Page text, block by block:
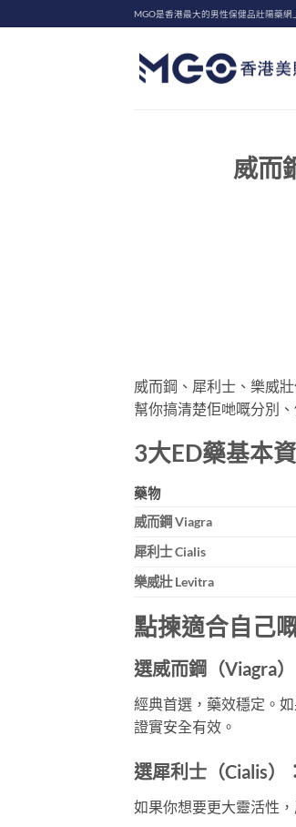
to
MGO是香港最大的男性保健品壯陽藥
威而
威而鋼、犀利士、樂威
幫你搞清楚佢哋嘅分別
3大ED藥基本
藥物
威而鋼 Viagra
犀利士 Cialis
樂威壯 Levitra
點揀適合自己
選威而鋼（Viagra）
經典首選，藥效穩定。
證實安全有效。
選犀利士（Cialis）
如果你想要更大靈活性